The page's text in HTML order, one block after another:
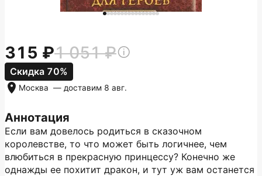
Аннотация
Если вам довелось родиться в сказочном
королевстве, то что может быть логичнее, чем
влюбиться в прекрасную принцессу? Конечно же
однажды ее похитит дракон, и тут уж вам останется
315 1 051
Скидка 70%
Москва — доставим 8 авг.